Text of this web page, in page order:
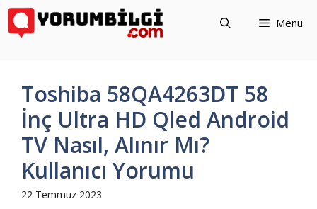
İçeriğe
atla
Menu
Toshiba 58QA4263DT 58
İnç Ultra HD Qled Android
TV Nasıl, Alınır Mı?
Kullanıcı Yorumu
22 Temmuz 2023